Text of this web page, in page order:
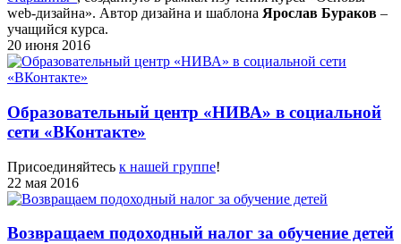
web-дизайна». Автор дизайна и шаблона Ярослав Бураков –
учащийся курса.
20 июня 2016
Образовательный центр «НИВА» в социальной
сети «ВКонтакте»
Присоединяйтесь к нашей группе!
22 мая 2016
Возвращаем подоходный налог за обучение детей